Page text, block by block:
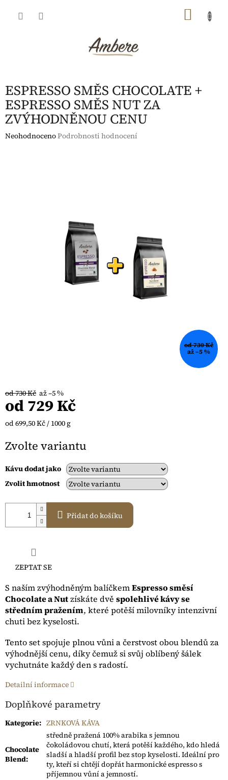
ESPRESSO SMĚS CHOCOLATE +
ESPRESSO SMĚS NUT ZA
ZVÝHODNĚNOU CENU
Průměrné
NeohodnocenoPodrobnosti hodnocení
od 730 Kč
až –5 %
od 730 Kč až –5 %
od729 Kč
Měrná
od 699,50 Kč / 1000 g
Zvolte variantu
Kávu dodat jako
Zvolit hmotnost
Přidat do košíku
ZEPTAT SE
S naším zvýhodněným balíčkemEspresso směsí
Chocolate a Nutzískáte dvě spolehlivé kávy se
středním pražením, které potěší milovníky intenzivní
chuti bez kyselosti.
Tento set spojuje plnou vůni a čerstvost obou blendů za
výhodnější cenu, díky čemuž si svůj oblíbený šálek
vychutnáte každý den s radostí.
Detailní informace
Doplňkové parametry
Kategorie: ZRNKOVÁ KÁVA
Chocolate
Blend:
středně pražená 100% arabika s jemnou
čokoládovou chutí, která potěší každého, kdo hledá
sladší a hladší profil bez stop kyselosti. Ideální pro
ty, kteří si chtějí dopřát harmonické espresso s
příjemnou vůní a jemností.